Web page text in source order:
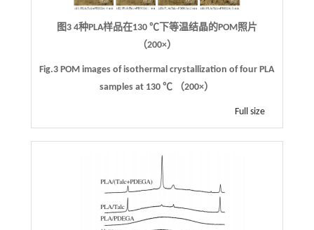
图3 4种PLA样品在130 ℃下等温结晶的POM照片
（200×）
Fig.3 POM images of isothermal crystallization of four PLA
samples at 130 ℃ （200×）
Full size